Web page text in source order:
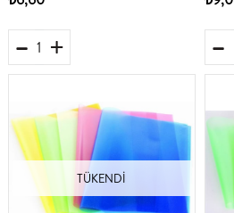
TÜKENDI